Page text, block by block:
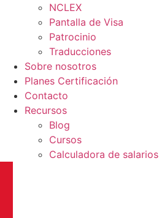
NCLEX
Pantalla de Visa
Patrocinio
Traducciones
Sobre nosotros
Planes Certificación
Contacto
Recursos
Blog
Cursos
Calculadora de salarios